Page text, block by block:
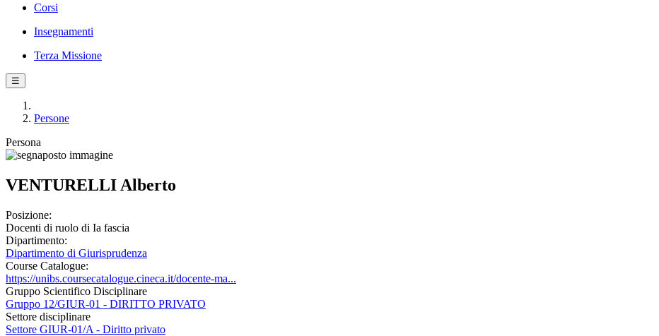
Corsi
Insegnamenti
Terza Missione
☰
Persone
Persona
VENTURELLI Alberto
Posizione:
Docenti di ruolo di Ia fascia
Dipartimento:
Dipartimento di Giurisprudenza
Course Catalogue:
https://unibs.coursecatalogue.cineca.it/docente-ma...
Gruppo Scientifico Disciplinare
Gruppo 12/GIUR-01 - DIRITTO PRIVATO
Settore disciplinare
Settore GIUR-01/A - Diritto privato